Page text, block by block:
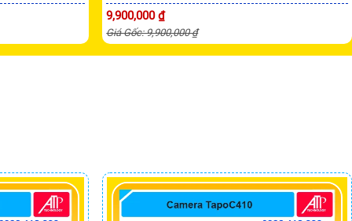
9,900,000 ₫
Giá Gốc: 9,900,000 ₫